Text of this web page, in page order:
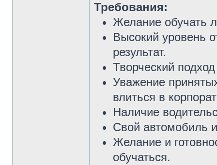
Требования:
Желание обучать
Высокий уровень
результат.
Творческий
Уважение
влиться в
Наличие
Свой автомобиль
Желание и
обучаться.